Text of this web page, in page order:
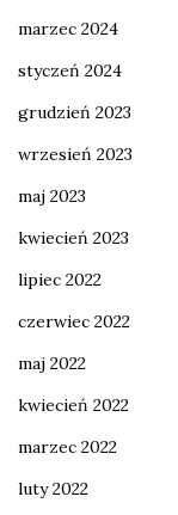
marzec 2024
styczeń 2024
grudzień 2023
wrzesień 2023
maj 2023
kwiecień 2023
lipiec 2022
czerwiec 2022
maj 2022
kwiecień 2022
marzec 2022
luty 2022